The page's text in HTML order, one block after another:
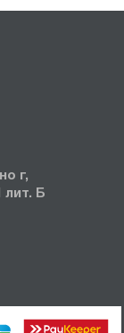
г,
лит. Б